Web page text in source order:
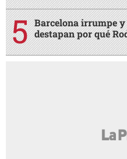
Barcelona irrumpe
destapan por qué